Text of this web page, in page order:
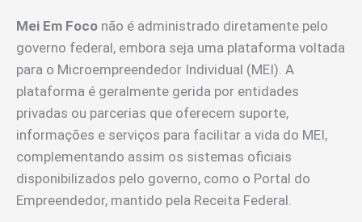
Mei Em Foco não é administrado diretamente pelo
governo federal, embora seja uma plataforma voltada
para o Microempreendedor Individual (MEI). A
plataforma é geralmente gerida por entidades
privadas ou parcerias que oferecem suporte,
informações e serviços para facilitar a vida do MEI,
complementando assim os sistemas oficiais
disponibilizados pelo governo, como o Portal do
Empreendedor, mantido pela Receita Federal.